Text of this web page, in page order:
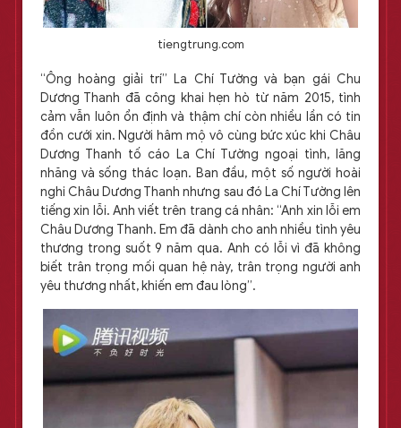
tiengtrung.com
“Ông hoàng giải trí” La Chí Tường và bạn gái Chu
Dương Thanh đã công khai hẹn hò từ năm 2015, tình
cảm vẫn luôn ổn định và thậm chí còn nhiều lần có tin
đồn cưới xin. Người hâm mộ vô cùng bức xúc khi Châu
Dương Thanh tố cáo La Chí Tường ngoại tình, lăng
nhăng và sống thác loạn. Ban đầu, một số người hoài
nghi Châu Dương Thanh nhưng sau đó La Chí Tường lên
tiếng xin lỗi. Anh viết trên trang cá nhân: “Anh xin lỗi em
Châu Dương Thanh. Em đã dành cho anh nhiều tình yêu
thương trong suốt 9 năm qua. Anh có lỗi vì đã không
biết trân trọng mối quan hệ này, trân trọng người anh
yêu thương nhất, khiến em đau lòng”.